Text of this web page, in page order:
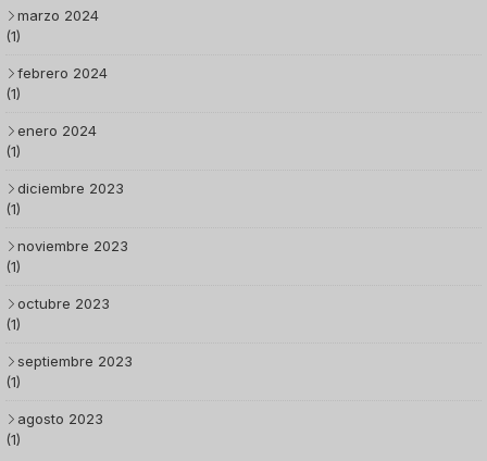
marzo 2024
(1)
febrero 2024
(1)
enero 2024
(1)
diciembre 2023
(1)
noviembre 2023
(1)
octubre 2023
(1)
septiembre 2023
(1)
agosto 2023
(1)